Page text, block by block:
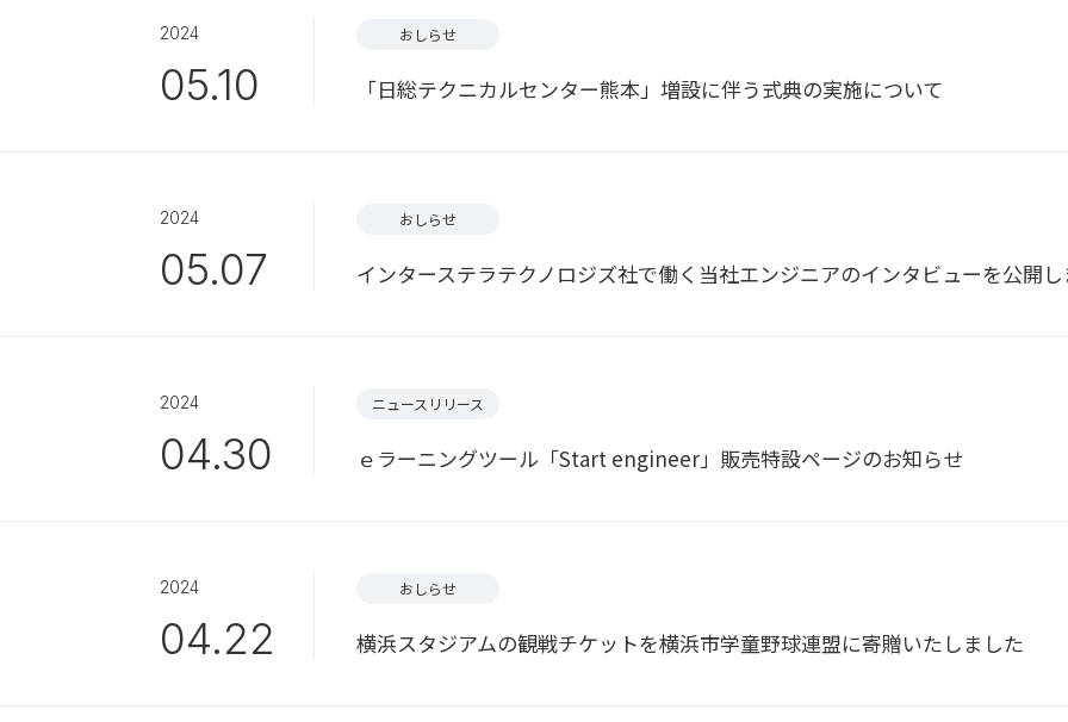
2024
05.10
おしらせ
「日総テクニカルセンター熊本」増設に伴う式典の実施について
2024
05.07
おしらせ
インターステラテクノロジズ社で働く当社エンジニアのインタビューを公開
2024
04.30
ニュースリリース
ｅラーニングツール「Start engineer」販売特設ページのお知らせ
2024
04.22
おしらせ
横浜スタジアムの観戦チケットを横浜市学童野球連盟に寄贈いたしました